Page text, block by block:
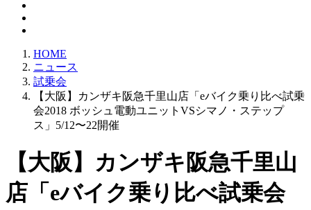
HOME
ニュース
試乗会
【大阪】カンザキ阪急千里山店「eバイク乗り比べ試乗
会2018 ボッシュ電動ユニットVSシマノ・ステップ
ス」5/12〜22開催
【大阪】カンザキ阪急千里山
店「eバイク乗り比べ試乗会